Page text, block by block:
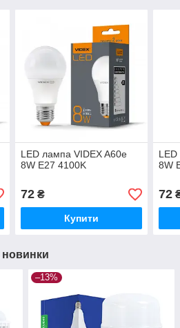
LED лампа VIDEX A60e
8W E27 4100K
72₴
Купити
8W
72
новинки
–13%